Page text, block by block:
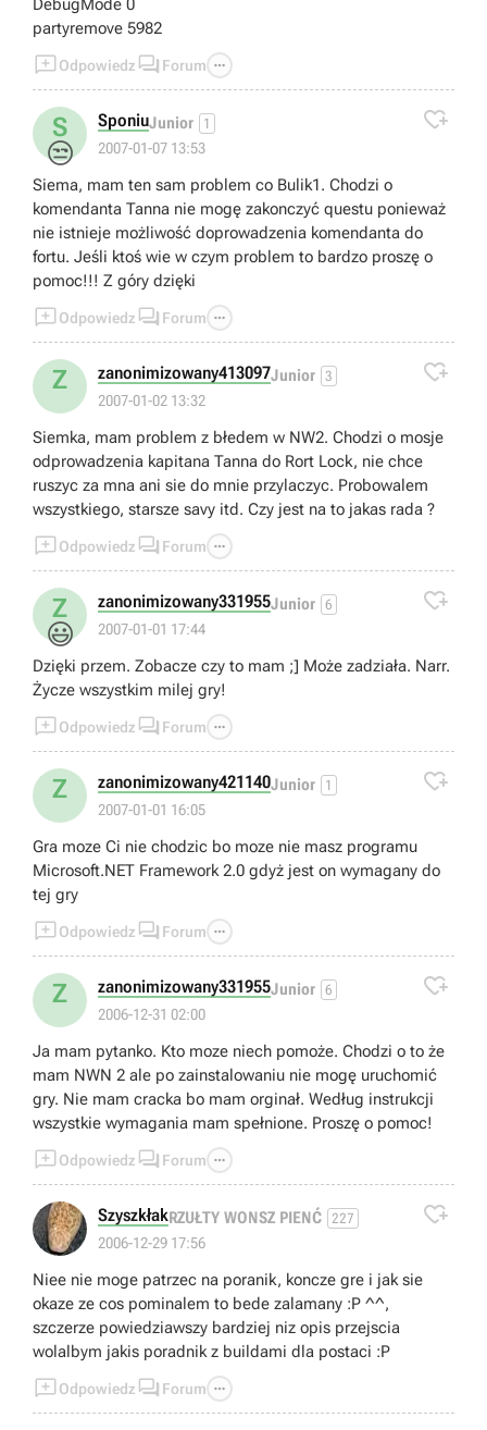
DebugMode 0
partyremove 5982
Odpowiedz  Forum 
S
😒
SponiuJunior 1
2007-01-07 13:53

Siema, mam ten sam problem co Bulik1. Chodzi o
komendanta Tanna nie mogę zakonczyć questu ponieważ
nie istnieje możliwość doprowadzenia komendanta do
fortu. Jeśli ktoś wie w czym problem to bardzo proszę o
pomoc!!! Z góry dzięki
Odpowiedz  Forum 
Z zanonimizowany413097Junior 3
2007-01-02 13:32

Siemka, mam problem z błedem w NW2. Chodzi o mosje
odprowadzenia kapitana Tanna do Rort Lock, nie chce
ruszyc za mna ani sie do mnie przylaczyc. Probowalem
wszystkiego, starsze savy itd. Czy jest na to jakas rada ?
Odpowiedz  Forum 
Z
😃
zanonimizowany331955Junior 6
2007-01-01 17:44

Dzięki przem. Zobacze czy to mam ;] Może zadziała. Narr.
Życze wszystkim milej gry!
Odpowiedz  Forum 
Z zanonimizowany421140Junior 1
2007-01-01 16:05

Gra moze Ci nie chodzic bo moze nie masz programu
Microsoft.NET Framework 2.0 gdyż jest on wymagany do
tej gry
Odpowiedz  Forum 
Z zanonimizowany331955Junior 6
2006-12-31 02:00

Ja mam pytanko. Kto moze niech pomoże. Chodzi o to że
mam NWN 2 ale po zainstalowaniu nie mogę uruchomić
gry. Nie mam cracka bo mam orginał. Według instrukcji
wszystkie wymagania mam spełnione. Proszę o pomoc!
Odpowiedz  Forum 
SzyszkłakRZUŁTY WONSZ PIENĆ 227
2006-12-29 17:56

Niee nie moge patrzec na poranik, koncze gre i jak sie
okaze ze cos pominalem to bede zalamany :P ^^,
szczerze powiedziawszy bardziej niz opis przejscia
wolalbym jakis poradnik z buildami dla postaci :P
Odpowiedz  Forum 